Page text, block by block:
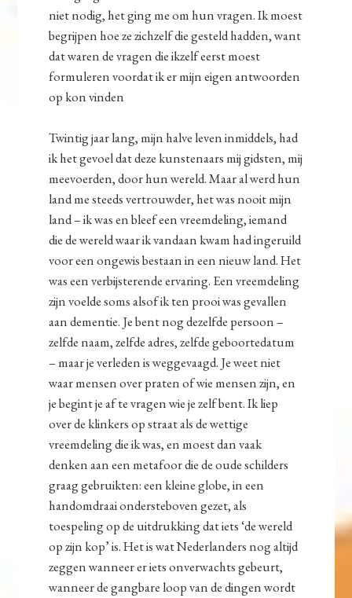
niet nodig, het ging me om hun vragen. Ik moest
begrijpen hoe ze zichzelf die gesteld hadden, want
dat waren de vragen die ikzelf eerst moest
formuleren voordat ik er mijn eigen antwoorden
op kon vinden
Twintig jaar lang, mijn halve leven inmiddels, had
ik het gevoel dat deze kunstenaars mij gidsten, mij
meevoerden, door hun wereld. Maar al werd hun
land me steeds vertrouwder, het was nooit mijn
land – ik was en bleef een vreemdeling, iemand
die de wereld waar ik vandaan kwam had ingeruild
voor een ongewis bestaan in een nieuw land. Het
was een verbijsterende ervaring. Een vreemdeling
zijn voelde soms alsof ik ten prooi was gevallen
aan dementie. Je bent nog dezelfde persoon –
zelfde naam, zelfde adres, zelfde geboortedatum
– maar je verleden is weggevaagd. Je weet niet
waar mensen over praten of wie mensen zijn, en
je begint je af te vragen wie je zelf bent. Ik liep
over de klinkers op straat als de wettige
vreemdeling die ik was, en moest dan vaak
denken aan een metafoor die de oude schilders
graag gebruikten: een kleine globe, in een
handomdraai ondersteboven gezet, als
toespeling op de uitdrukking dat iets ‘de wereld
op zijn kop’ is. Het is wat Nederlanders nog altijd
zeggen wanneer er iets onverwachts gebeurt,
wanneer de gangbare loop van de dingen wordt